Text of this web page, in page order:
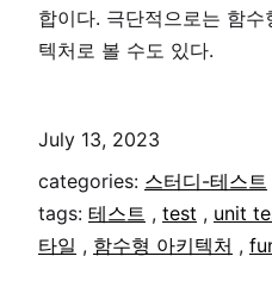
합이다. 극단적으로는 함
텍처로 볼 수도 있다.
July 13, 2023
categories: 스터디-테스트
tags: 테스트 , test , unit
타일 , 함수형 아키텍처 ,